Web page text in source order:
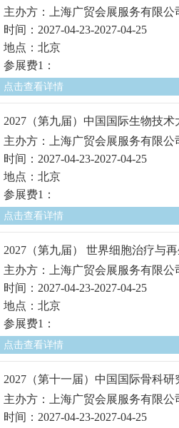
主办方：上海广贸会展服务有限公
时间：2027-04-23-2027-04-25
地点：北京
参展费1：
点击查看详情
2027（第九届）中国国际生物技术
主办方：上海广贸会展服务有限公
时间：2027-04-23-2027-04-25
地点：北京
参展费1：
点击查看详情
2027（第九届） 世界细胞治疗与
主办方：上海广贸会展服务有限公
时间：2027-04-23-2027-04-25
地点：北京
参展费1：
点击查看详情
2027（第十一届）中国国际骨科研
主办方：上海广贸会展服务有限公
时间：2027-04-23-2027-04-25